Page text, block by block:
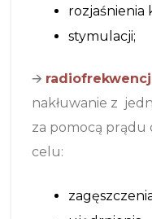
rozjaśnienia
stymulacji;
🡪
nakłuwanie z
za pomocą prądu
celu: